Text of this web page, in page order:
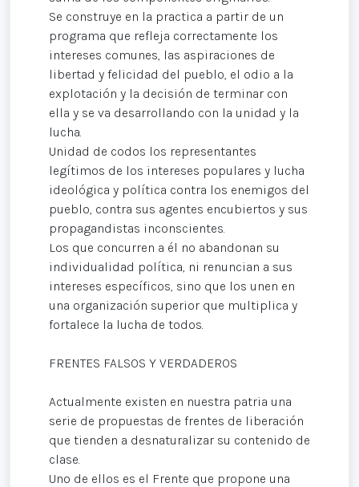
Se construye en la practica a partir de un
programa que refleja correctamente los
intereses comunes, las aspiraciones de
libertad y felicidad del pueblo, el odio a la
explotación y la decisión de terminar con
ella y se va desarrollando con la unidad y la
lucha.
Unidad de codos los representantes
legítimos de los intereses populares y lucha
ideológica y política contra los enemigos del
pueblo, contra sus agentes encubiertos y sus
propagandistas inconscientes.
Los que concurren a él no abandonan su
individualidad política, ni renuncian a sus
intereses específicos, sino que los unen en
una organización superior que multiplica y
fortalece la lucha de todos.
FRENTES FALSOS Y VERDADEROS
Actualmente existen en nuestra patria una
serie de propuestas de frentes de liberación
que tienden a desnaturalizar su contenido de
clase.
Uno de ellos es el Frente que propone una